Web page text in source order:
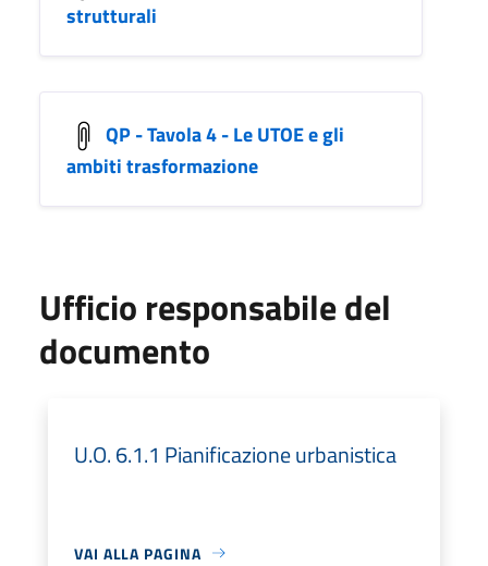
strutturali
QP - Tavola 4 - Le UTOE e gli
ambiti trasformazione
Ufficio responsabile del
documento
U.O. 6.1.1 Pianificazione urbanistica
VAI ALLA PAGINA